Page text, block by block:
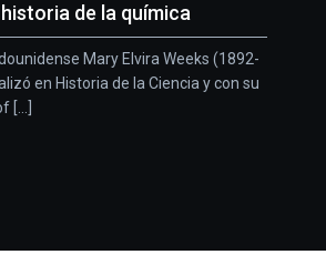
de la química
Mary Elvira Weeks (1892-
en Historia de la Ciencia y con su
[...]